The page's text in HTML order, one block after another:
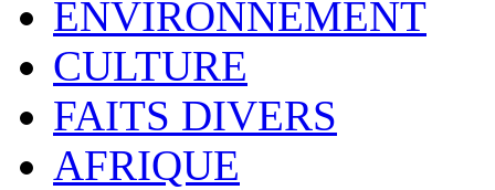
ENVIRONNEMENT
CULTURE
FAITS DIVERS
AFRIQUE